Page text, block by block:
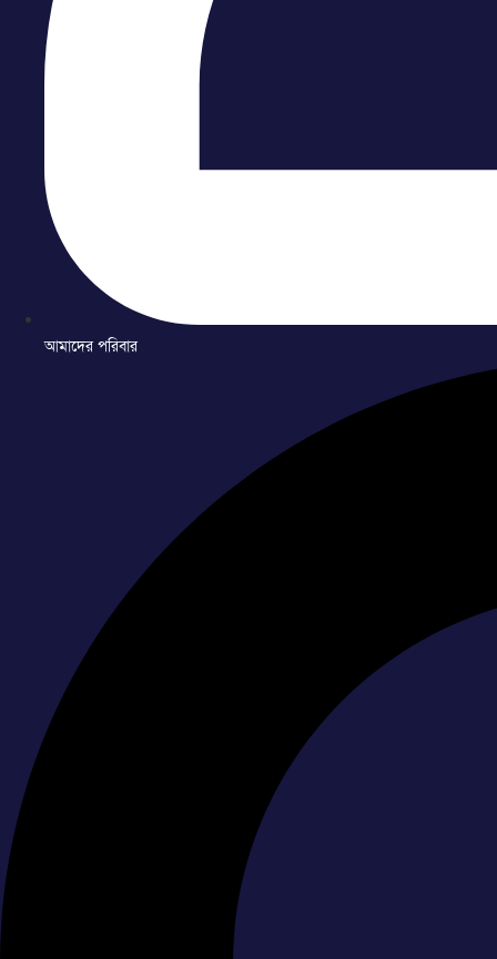
আমাদের পরিবার